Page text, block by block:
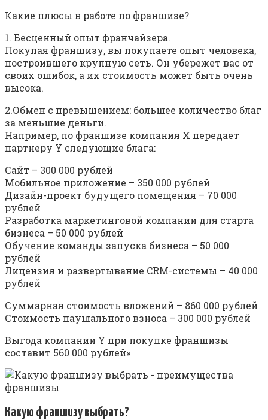
Какие плюсы в работе по франшизе?
1. Бесценный опыт франчайзера.
Покупая франшизу, вы покупаете опыт человека,
построившего крупную сеть. Он убережет вас от
своих ошибок, а их стоимость может быть очень
высока.
2.Обмен с превышением: большее количество благ
за меньшие деньги.
Например, по франшизе компания X передает
партнеру Y следующие блага:
Сайт – 300 000 рублей
Мобильное приложение – 350 000 рублей
Дизайн-проект будущего помещения – 70 000
рублей
Разработка маркетинговой компании для старта
бизнеса – 50 000 рублей
Обучение команды запуска бизнеса – 50 000
рублей
Лицензия и развертывание CRM-системы – 40 000
рублей
Суммарная стоимость вложений – 860 000 рублей
Стоимость паушального взноса – 300 000 рублей
Выгода компании Y при покупке франшизы
составит 560 000 рублей»
Какую франшизу выбрать?